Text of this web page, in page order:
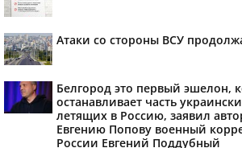
Атаки со стороны ВСУ
Белгород это первый эшелон,
останавливает часть
летящих в Россию, заявил
Евгению Попову военный
России Евгений Поддубный